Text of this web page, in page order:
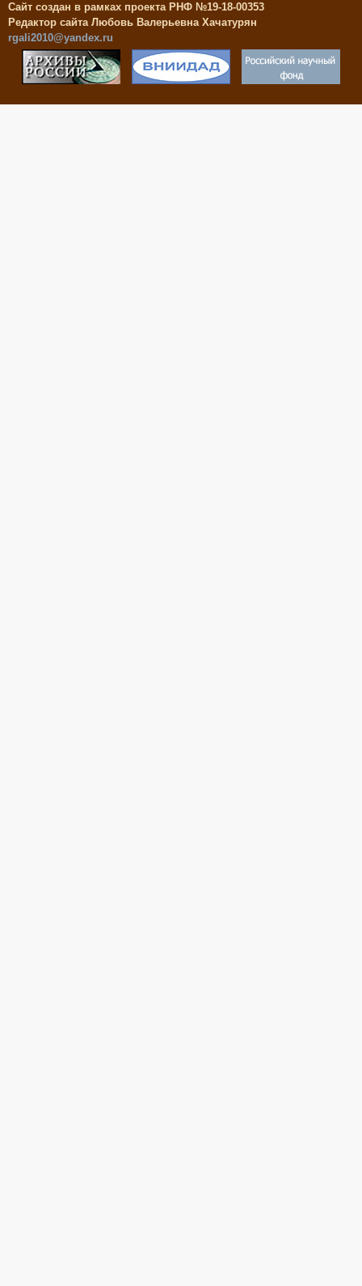
Сайт создан в рамках проекта РНФ №19-18-00353
Редактор сайта Любовь Валерьевна Хачатурян
rgali2010@yandex.ru